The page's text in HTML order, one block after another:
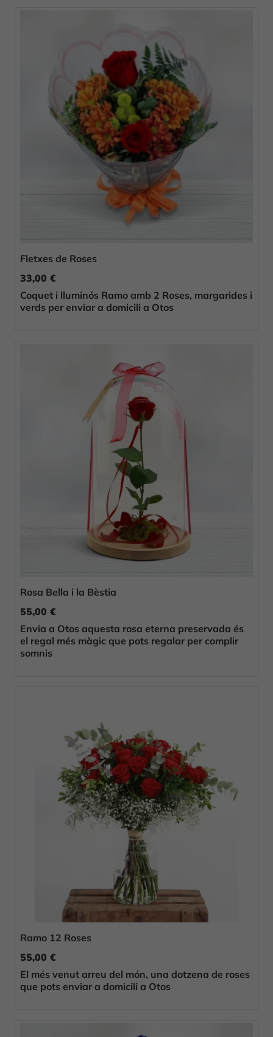
Fletxes de Roses
33,00 €
Coquet i lluminós Ramo amb 2 Roses, margarides i
verds per enviar a domicili a Otos
Rosa Bella i la Bèstia
55,00 €
Envia a Otos aquesta rosa eterna preservada és
el regal més màgic que pots regalar per complir
somnis
Ramo 12 Roses
55,00 €
El més venut arreu del món, una dotzena de roses
que pots enviar a domicili a Otos